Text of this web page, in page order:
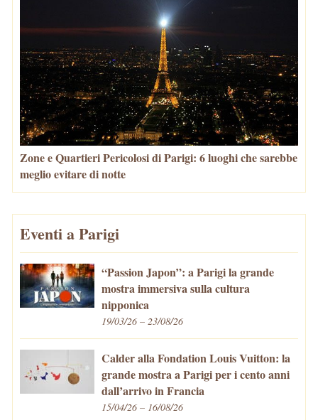
Zone e Quartieri Pericolosi di Parigi: 6 luoghi che sarebbe
meglio evitare di notte
Eventi a Parigi
“Passion Japon”: a Parigi la grande
mostra immersiva sulla cultura
nipponica
19/03/26 – 23/08/26
Calder alla Fondation Louis Vuitton: la
grande mostra a Parigi per i cento anni
dall’arrivo in Francia
15/04/26 – 16/08/26